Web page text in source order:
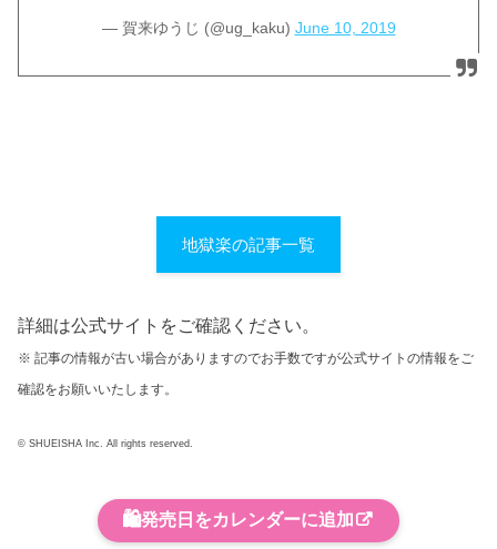
— 賀来ゆうじ (@ug_kaku) June 10, 2019
地獄楽の記事一覧
詳細は公式サイトをご確認ください。
※ 記事の情報が古い場合がありますのでお手数ですが公式サイトの情報をご
確認をお願いいたします。
© SHUEISHA Inc. All rights reserved.
🛍️発売日をカレンダーに追加